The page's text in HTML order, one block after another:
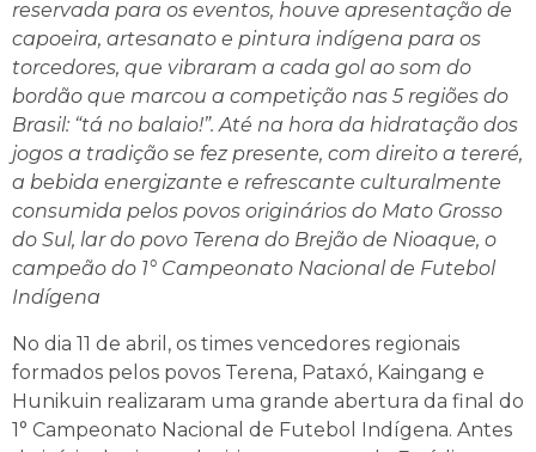
reservada para os eventos, houve apresentação de
capoeira, artesanato e pintura indígena para os
torcedores, que vibraram a cada gol ao som do
bordão que marcou a competição nas 5 regiões do
Brasil: “tá no balaio!”. Até na hora da hidratação dos
jogos a tradição se fez presente, com direito a tereré,
a bebida energizante e refrescante culturalmente
consumida pelos povos originários do Mato Grosso
do Sul, lar do povo Terena do Brejão de Nioaque, o
campeão do 1° Campeonato Nacional de Futebol
Indígena
No dia 11 de abril, os times vencedores regionais
formados pelos povos Terena, Pataxó, Kaingang e
Hunikuin realizaram uma grande abertura da final do
1° Campeonato Nacional de Futebol Indígena. Antes